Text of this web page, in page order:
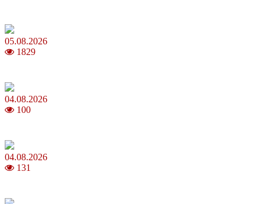
05.08.2026
1829
04.08.2026
100
04.08.2026
131